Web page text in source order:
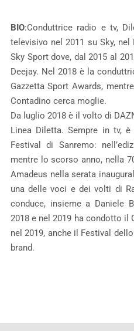
BIO:Conduttrice radio e tv,
televisivo nel 2011 su Sky,
Sky Sport dove, dal 2015 al
Deejay. Nel 2018 è la
Gazzetta Sport Awards,
Contadino cerca moglie.
Da luglio 2018 è il volto di
Linea Diletta. Sempre in tv,
Festival di Sanremo:
mentre lo scorso anno, nella
Amadeus nella serata
una delle voci e dei volti di
conduce, insieme a Daniele
2018 e nel 2019 ha condotto il
nel 2019, anche il Festival
brand.